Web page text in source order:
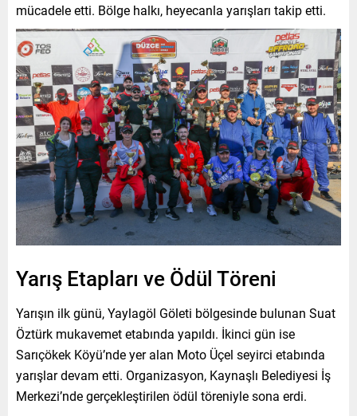
mücadele etti. Bölge halkı, heyecanla yarışları takip etti.
Yarış Etapları ve Ödül Töreni
Yarışın ilk günü, Yaylagöl Göleti bölgesinde bulunan Suat
Öztürk mukavemet etabında yapıldı. İkinci gün ise
Sarıçökek Köyü’nde yer alan Moto Üçel seyirci etabında
yarışlar devam etti. Organizasyon, Kaynaşlı Belediyesi İş
Merkezi’nde gerçekleştirilen ödül töreniyle sona erdi.